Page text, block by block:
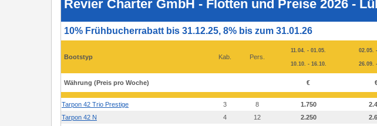
Flotten
Preise
2026
Revier Charter GmbH - Flotten und Preise 2026 -
10% Frühbucherrabatt bis 31.12.25, 8% bis zum 31.01.26
Bootstyp Kab. Pers.
11.04. - 01.05.
10.10. - 16.10.
02.05.
26.09.
Währung (Preis pro Woche) €
Tarpon 42 Trio Prestige 3 8 1.750
Tarpon 42 N
4 12 2.250